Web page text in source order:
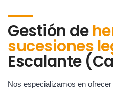
Gestión de
sucesiones
Escalante
Nos especializamos en